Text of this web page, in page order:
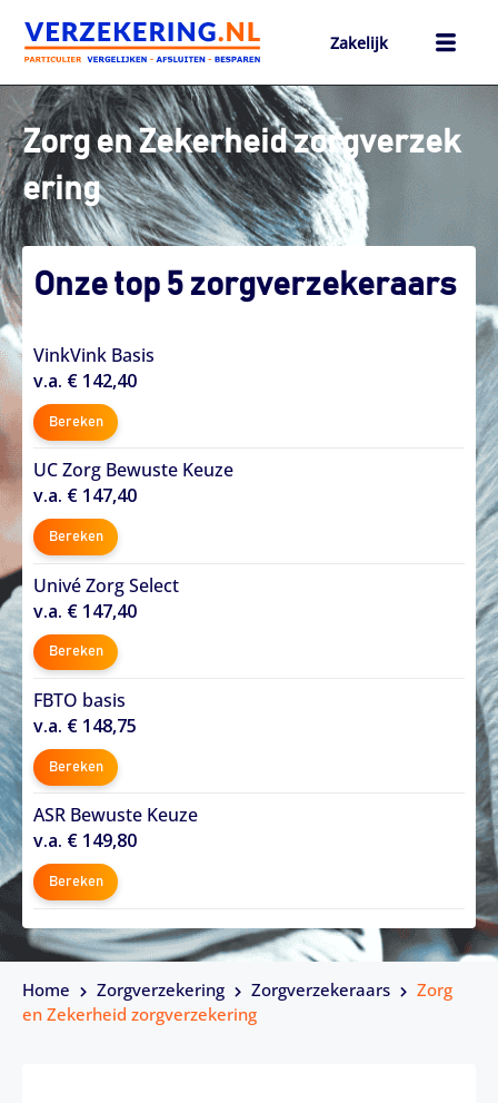
naar
inhoud
Zakelijk
Zorg en Zekerheid zorgverzek
ering
Onze top 5 zorgverzekeraars
VinkVink Basis
v.a. € 142,40
Bereken
UC Zorg Bewuste Keuze
v.a. € 147,40
Bereken
Univé Zorg Select
v.a. € 147,40
Bereken
FBTO basis
v.a. € 148,75
Bereken
ASR Bewuste Keuze
v.a. € 149,80
Bereken
Home Zorgverzekering Zorgverzekeraars
Zorg
en Zekerheid zorgverzekering